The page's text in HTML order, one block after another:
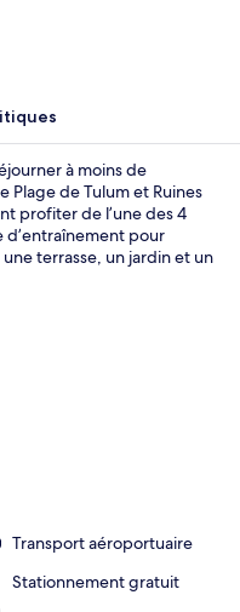
à moins de
Plage de Tulum et Ruines
profiter de l’une des 4
d’entraînement pour
terrasse, un jardin et un
Transport aéroportuaire
Stationnement gratuit